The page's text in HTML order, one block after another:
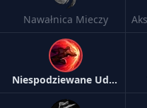
Nawałnica Mieczy
Niespodziewane Uderzenie